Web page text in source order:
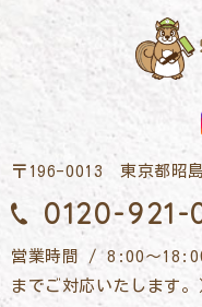
〒196-0013 東京都昭
0120-921-
営業時間 / 8:00～
までご対応いたします。